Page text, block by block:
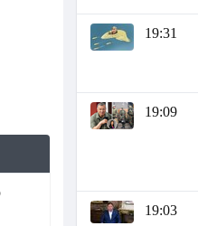
19:31
19:09
19:03